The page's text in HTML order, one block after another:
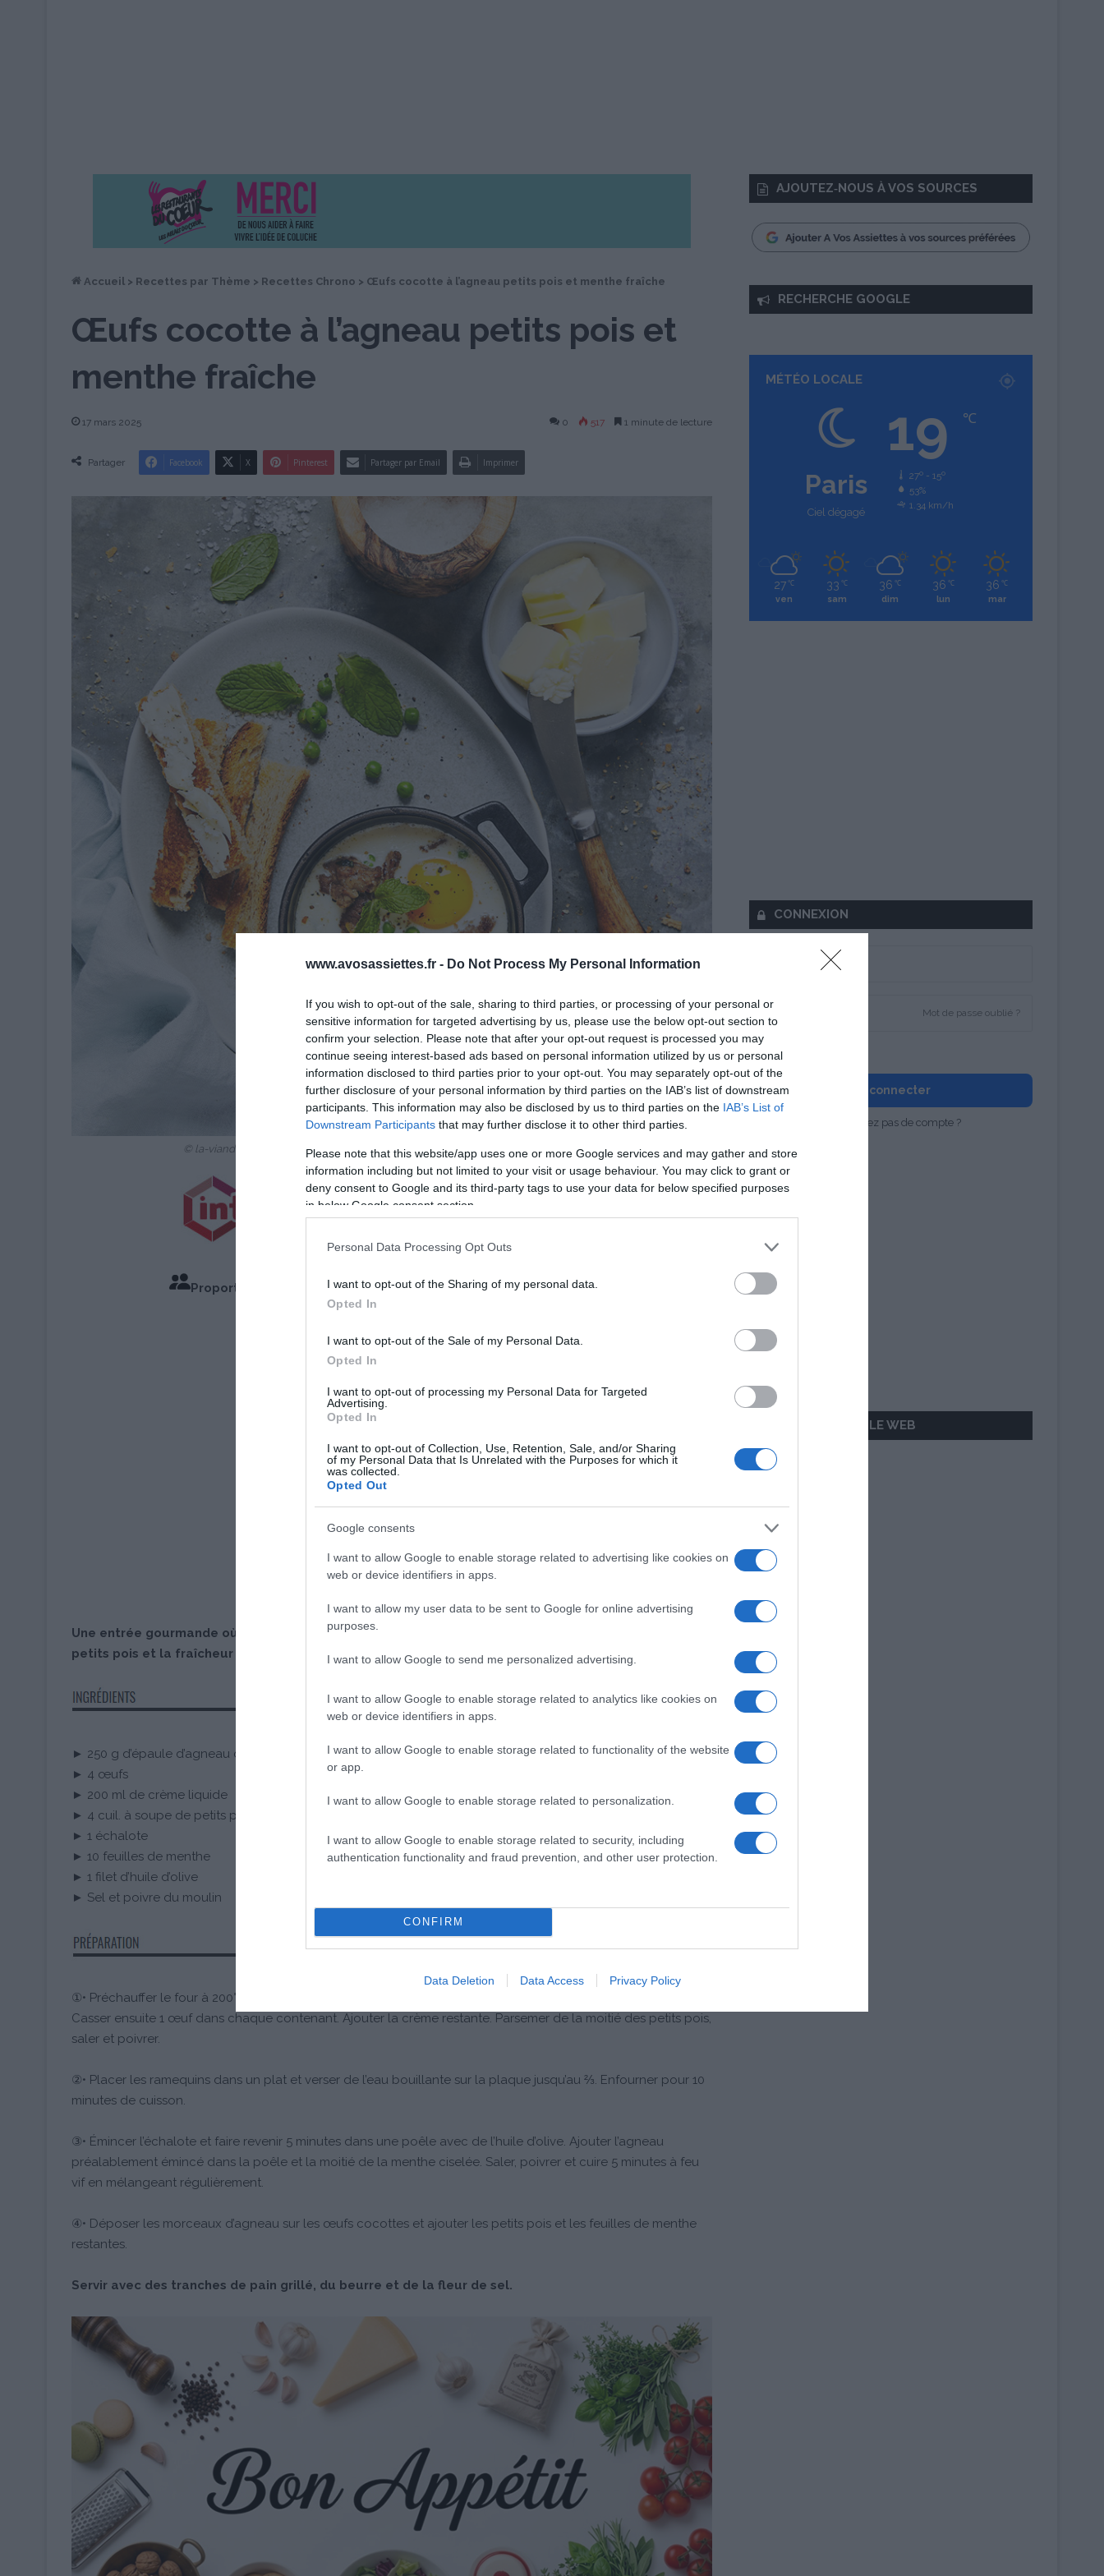
www.avosassiettes.fr - Do Not Process My Personal Information
If you wish to opt-out of the sale, sharing to third parties, or processing of your personal or
sensitive information for targeted advertising by us, please use the below opt-out section to
confirm your selection. Please note that after your opt-out request is processed you may
continue seeing interest-based ads based on personal information utilized by us or personal
information disclosed to third parties prior to your opt-out. You may separately opt-out of the
further disclosure of your personal information by third parties on the IAB’s list of downstream
participants. This information may also be disclosed by us to third parties on the IAB’s List of
Downstream Participants that may further disclose it to other third parties.
Please note that this website/app uses one or more Google services and may gather and store
information including but not limited to your visit or usage behaviour. You may click to grant or
deny consent to Google and its third-party tags to use your data for below specified purposes
in below Google consent section.
Personal Data Processing Opt Outs
I want to opt-out of the Sharing of my personal data.
Opted In
I want to opt-out of the Sale of my Personal Data.
Opted In
I want to opt-out of processing my Personal Data for Targeted
Advertising.
Opted In
I want to opt-out of Collection, Use, Retention, Sale, and/or Sharing
of my Personal Data that Is Unrelated with the Purposes for which it
was collected.
Opted Out
Google consents
I want to allow Google to enable storage related to advertising like cookies on
web or device identifiers in apps.
I want to allow my user data to be sent to Google for online advertising
purposes.
I want to allow Google to send me personalized advertising.
I want to allow Google to enable storage related to analytics like cookies on
web or device identifiers in apps.
I want to allow Google to enable storage related to functionality of the website
or app.
I want to allow Google to enable storage related to personalization.
I want to allow Google to enable storage related to security, including
authentication functionality and fraud prevention, and other user protection.
CONFIRM
Data Deletion Data Access Privacy Policy
Accueil > Recettes par Thème > Recettes Chrono > Œufs cocotte à l’agneau petits pois et menthe fraîche
Œufs cocotte à l’agneau petits pois et
menthe fraîche
17 mars 2025 0 517 1 minute de lecture
Partager Facebook X Pinterest Partager par Email Imprimer
© la-viande.fr / INTERBEV | Crédit Photo : © Juliette Lalbaltry / Delphine Constantini
Proportions pour 4 Personnes
Temps de Préparation 15 Minutes
Une entrée gourmande où la douceur des œufs rencontre la finesse de l’agneau, le croquant des
petits pois et la fraîcheur de la menthe. Un délice à savourer à la cuillère !
► 250 g d’épaule d’agneau désossée
► 4 œufs
► 200 ml de crème liquide
► 4 cuil. à soupe de petits pois cuits
► 1 échalote
► 10 feuilles de menthe
► 1 filet d’huile d’olive
► Sel et poivre du moulin
①• Préchauffer le four à 200°C (Th.6-7). Verser la moitié de la crème dans 4 ramequins ou mini-cocottes.
Casser ensuite 1 œuf dans chaque contenant. Ajouter la crème restante. Parsemer de la moitié des petits pois,
saler et poivrer.
②• Placer les ramequins dans un plat et verser de l’eau bouillante sur la plaque jusqu’au ⅔. Enfourner pour 10
minutes de cuisson.
③• Émincer l’échalote et faire revenir 5 minutes dans une poêle avec de l’huile d’olive. Ajouter l’agneau
préalablement émincé dans la poêle et la moitié de la menthe ciselée. Saler, poivrer et cuire 5 minutes à feu
vif en mélangeant régulièrement.
④• Déposer les morceaux d’agneau sur les œufs cocottes et ajouter les petits pois et les feuilles de menthe
restantes.
Servir avec des tranches de pain grillé, du beurre et de la fleur de sel.
AJOUTEZ‑NOUS À VOS SOURCES
RECHERCHE GOOGLE
MÉTÉO LOCALE
Paris
Ciel dégagé
19 ℃
27º - 15º
53%
1.34 km/h
27 ℃
ven
33 ℃
sam
36 ℃
dim
36 ℃
lun
36 ℃
mar
CONNEXION
Mot de passe oublié ?
Se souvenir de moi
Se connecter
Vous n'avez pas de compte ?
AILLEURS SUR LE WEB